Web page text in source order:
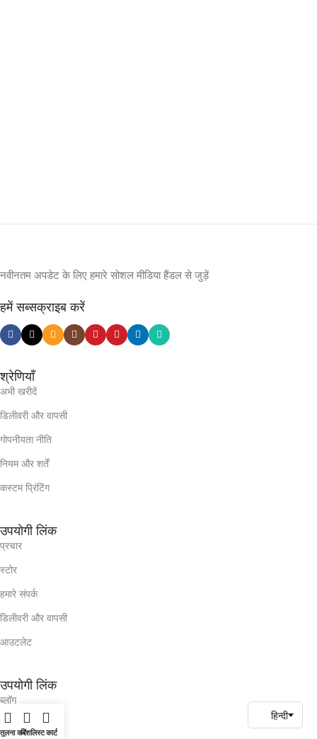
नवीनतम अपडेट के लिए हमारे सोशल मीडिया हैंडल से जुड़ें
हमें सब्सक्राइब करें
श्रेणियाँ
अभी खरीदें
डिलीवरी और वापसी
गोपनीयता नीति
नियम और शर्तें
कस्टम प्रिंटिंग
उपयोगी लिंक
प्रचार
स्टोर
हमारे संपर्क
डिलीवरी और वापसी
आउटलेट
उपयोगी लिंक
ब्लॉग
हमारे संपर्क
तुलना करेंविशलिस्टकार्ट